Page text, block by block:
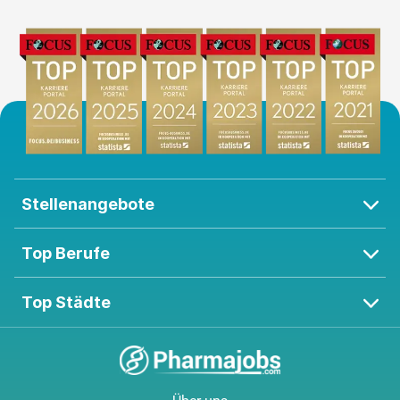
Stellenangebote
Top Berufe
Top Städte